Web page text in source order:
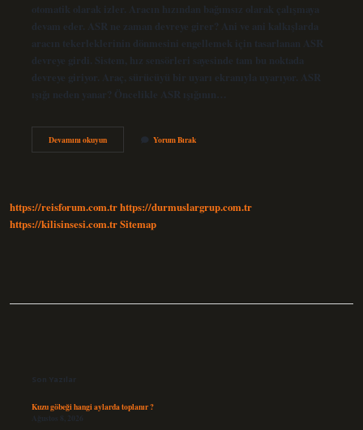
otomatik olarak izler. Aracın hızından bağımsız olarak çalışmaya
devam eder. ASR ne zaman devreye girer? Ani ve ani kalkışlarda
aracın tekerleklerinin dönmesini engellemek için tasarlanan ASR
devreye girdi. Sistem, hız sensörleri sayesinde tam bu noktada
devreye giriyor. Araç, sürücüyü bir uyarı ekranıyla uyarıyor. ASR
ışığı neden yanar? Öncelikle ASR ışığının…
Devamını okuyunAsr
Ne
Yorum Bırak
https://reisforum.com.trhttps://durmuslargrup.com.tr
https://kilisinsesi.com.trSitemap
Son Yazılar
Kuzu göbeği hangi aylarda toplanır ?
Ağustos 8, 2026